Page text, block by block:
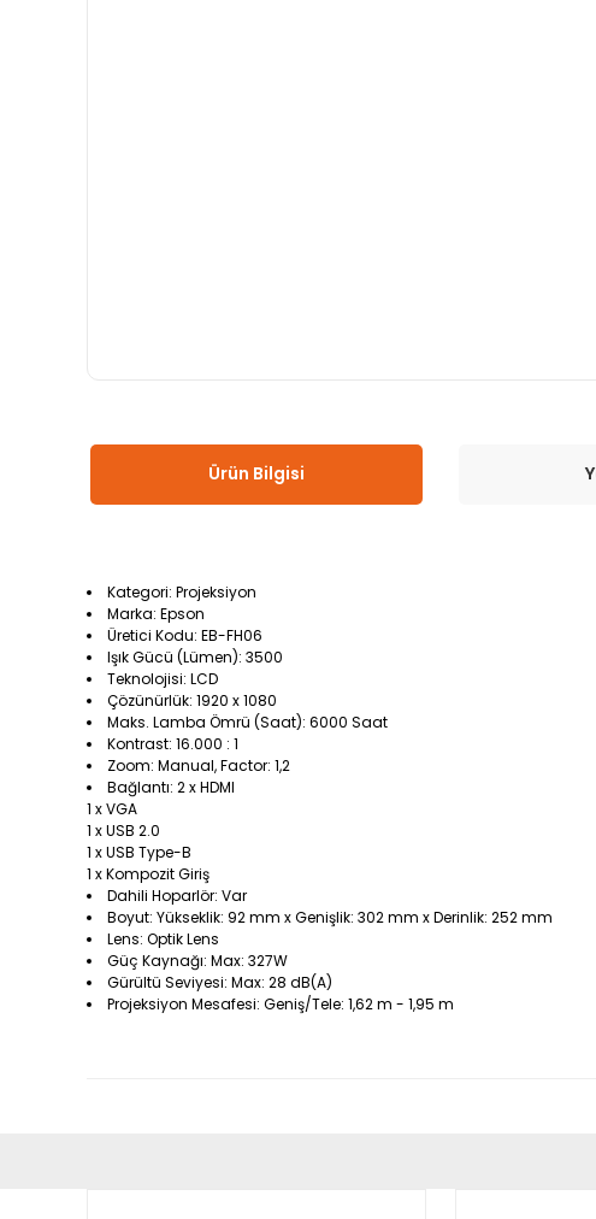
Ürün Bilgisi
Kategori: Projeksiyon
Marka: Epson
Üretici Kodu: EB-FH06
Işık Gücü (Lümen): 3500
Teknolojisi: LCD
Çözünürlük: 1920 x 1080
Maks. Lamba Ömrü (Saat): 6000 Saat
Kontrast: 16.000 : 1
Zoom: Manual, Factor: 1,2
Bağlantı: 2 x HDMI
1 x VGA
1 x USB 2.0
1 x USB Type-B
1 x Kompozit Giriş
Dahili Hoparlör: Var
Boyut: Yükseklik: 92 mm x Genişlik: 302 mm x Derinlik: 252 mm
Lens: Optik Lens
Güç Kaynağı: Max: 327W
Gürültü Seviyesi: Max: 28 dB(A)
Projeksiyon Mesafesi: Geniş/Tele: 1,62 m - 1,95 m